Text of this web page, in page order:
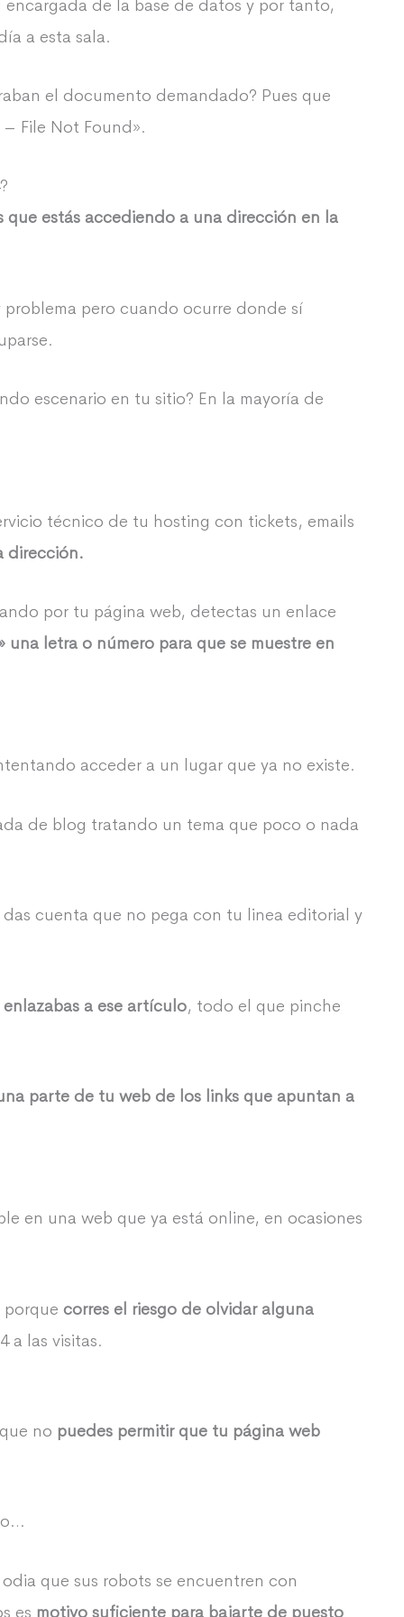
de la base de datos y por tanto,
a esta sala.
el documento demandado? Pues que
File Not Found».
que estás accediendo a una dirección en la
pero cuando ocurre donde sí
escenario en tu sitio? En la mayoría de
técnico de tu hosting con tickets, emails
dirección.
por tu página web, detectas un enlace
una letra o número para que se muestre en
acceder a un lugar que ya no existe.
de blog tratando un tema que poco o nada
cuenta que no pega con tu linea editorial y
a ese artículo, todo el que pinche
parte de tu web de los links que apuntan a
en una web que ya está online, en ocasiones
porque corres el riesgo de olvidar alguna
a las visitas.
no puedes permitir que tu página web
que sus robots se encuentren con
es motivo suficiente para bajarte de puesto